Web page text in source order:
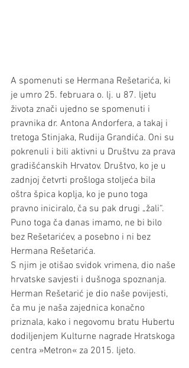
A spomenuti se Hermana Rešetarića, ki
je umro 25. februara o. lj. u 87. ljetu
života znači ujedno se spomenuti i
pravnika dr. Antona Andorfera, a takaj i
tretoga Stinjaka, Rudija Grandića. Oni su
pokrenuli i bili aktivni u Društvu za prava
gradišćanskih Hrvatov. Društvo, ko je u
zadnjoj četvrti prošloga stoljeća bila
oštra špica koplja, ko je puno toga
pravno iniciralo, ča su pak drugi „žali“.
Puno toga ča danas imamo, ne bi bilo
bez Rešetarićev, a posebno i ni bez
Hermana Rešetarića.
S njim je otišao svidok vrimena, dio naše
hrvatske savjesti i dušnoga spoznanja.
Herman Rešetarić je dio naše povijesti,
ča mu je naša zajednica konačno
priznala, kako i negovomu bratu Hubertu
dodiljenjem Kulturne nagrade Hratskoga
centra »Metron« za 2015. ljeto.